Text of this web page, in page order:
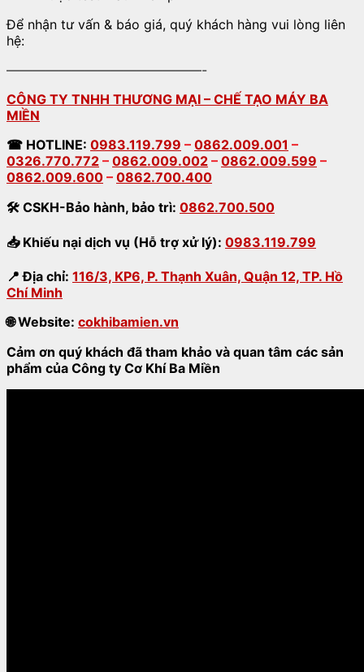
Để nhận tư vấn & báo giá, quý khách hàng vui lòng liên
hệ:
———————————————-
CÔNG TY TNHH THƯƠNG MẠI – CHẾ TẠO MÁY BA
MIỀN
☎ HOTLINE: 0983.119.799 – 0862.009.001 –
0326.770.772 – 0862.009.002 – 0862.009.599 –
0862.009.600 – 0862.700.400
🛠 CSKH-Bảo hành, bảo trì: 0862.700.500
📥Khiếu nại dịch vụ (Hỗ trợ xử lý): 0983.119.799
📍 Địa chỉ: 116/3, KP6, P. Thạnh Xuân, Quận 12, TP. Hồ
Chí Minh
🌐Website: cokhibamien.vn
Cảm ơn quý khách đã tham khảo và quan tâm các sản
phẩm của Công ty Cơ Khí Ba Miền